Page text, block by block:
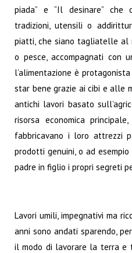
piada” e “Il desinare” che
tradizioni, utensili o
piatti, che siano tagliatelle al
o pesce, accompagnati con
l’alimentazione è
star bene grazie ai cibi e alle
antichi lavori basato
risorsa economica
fabbricavano i loro attrezzi
prodotti genuini, o ad
padre in figlio i propri segreti
Lavori umili, impegnativi ma
anni sono andati sparendo,
il modo di lavorare la terra e